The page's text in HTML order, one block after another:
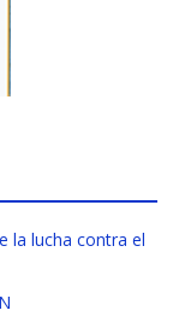
la lucha contra el